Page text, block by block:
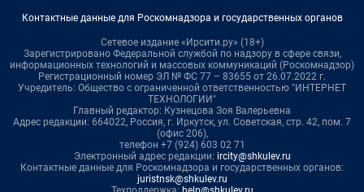
Контактные данные для Роскомнадзора и государственных органов
Сетевое издание «Ирсити.ру» (18+)
Зарегистрировано Федеральной службой по надзору в сфере связи,
информационных технологий и массовых коммуникаций (Роскомнадзор)
Регистрационный номер ЭЛ № ФС 77 – 83655 от 26.07.2022 г.
Учредитель: Общество с ограниченной ответственностью "ИНТЕРНЕТ
ТЕХНОЛОГИИ"
Главный редактор: Кузнецова Зоя Валерьевна
Адрес редакции: 664022, Россия, г. Иркутск, ул. Советская, стр. 42, пом. 7
(офис 206),
телефон +7 (924) 603 02 71
Электронный адрес редакции: ircity@shkulev.ru
Контактные данные для Роскомнадзора и государственных органов:
juristnsk@shkulev.ru